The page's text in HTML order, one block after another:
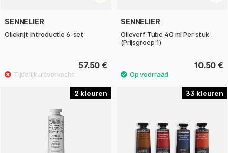
SENNELIER
Oliekrijt Introductie 6-set
57.50 €
SENNELIER
Olieverf Tube 40 ml Per stuk
(Prijsgroep 1)
10.50 €
2 33